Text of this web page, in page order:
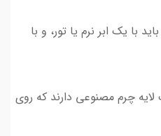
با یک ابر نرم یا تور، و با
چرم مصنوعی دارند که روی